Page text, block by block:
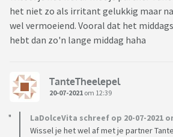
het niet zo als irritant gelukkig maar
wel vermoeiend. Vooral dat het
hebt dan zo'n lange middag haha
TanteTheelepel
20-07-2021 om 12:39
LaDolceVita schreef op 20-07-2021
Wissel je het wel af met je partner